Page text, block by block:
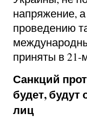
напряжение,
проведению
приняты в 21-
Санкций
будет,
лиц